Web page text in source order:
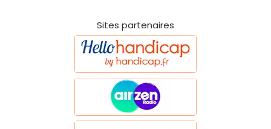
Sites partenaires